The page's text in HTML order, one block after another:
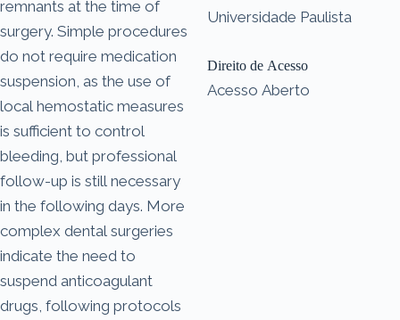
remnants at the time of
surgery. Simple procedures
do not require medication
suspension, as the use of
local hemostatic measures
is sufficient to control
bleeding, but professional
follow-up is still necessary
in the following days. More
complex dental surgeries
indicate the need to
suspend anticoagulant
drugs, following protocols
Universidade Paulista
Direito de Acesso
Acesso Aberto